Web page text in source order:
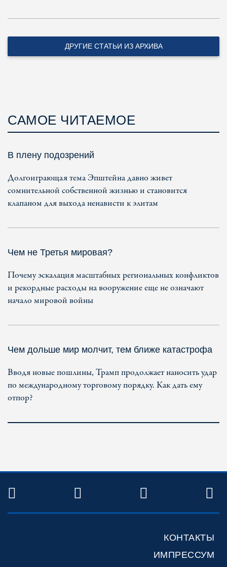
ДРУГИЕ СТАТЬИ ИЗ АРХИВА
САМОЕ ЧИТАЕМОЕ
В плену подозрений
Долгоиграющая тема Эпштейна давно живет
сомнительной собственной жизнью и становится
клапаном для выхода ненависти к элитам
Чем не Третья мировая?
Почему эскалация масштабных региональных конфликтов
и рекордные расходы на вооружение еще не означают
начало мировой войны
Чем дольше мир молчит, тем ближе катастрофа
Вводя новые пошлины, Трамп продолжает наносить удар
по международному торговому порядку. Как дать ему
отпор?
TWITTER FACEBOOKYOUTUBE
КОНТАКТЫ
ИМПРЕССУМ